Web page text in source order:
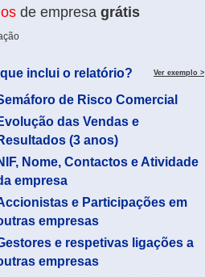
de empresa grátis
inclui o relatório? Ver exemplo >
de Risco Comercial
das Vendas e
(3 anos)
Nome, Contactos e Atividade
empresa
e Participações em
empresas
e respetivas ligações a
empresas